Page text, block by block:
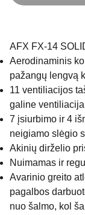
AFX FX-14
Aerodinaminis
pažangų lengvą
11 ventiliacijos
galine
7 įsiurbimo ir 4
neigiamo slėgio
Akinių dirželio
Nuimamas ir
Avarinio greito
pagalbos
nuo šalmo, kol